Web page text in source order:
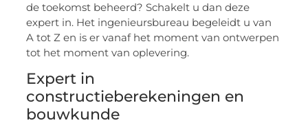
de toekomst beheerd? Schakelt u dan deze
expert in. Het ingenieursbureau begeleidt u van
A tot Z en is er vanaf het moment van ontwerpen
tot het moment van oplevering.
Expert in
constructieberekeningen en
bouwkunde